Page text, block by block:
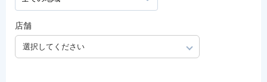
店舗
選択してください